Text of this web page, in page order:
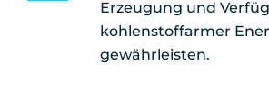
Erzeugung und
kohlenstoffarmer
gewährleisten.